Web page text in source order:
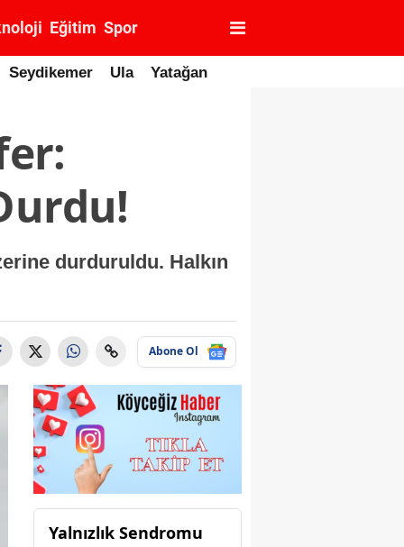
Eğitim Spor
Seydikemer Ula Yatağan
durduruldu. Halkın
Abone Ol
Yalnızlık Sendromu